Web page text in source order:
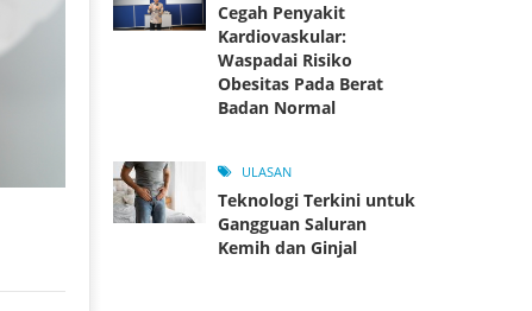
Cegah Penyakit
Kardiovaskular:
Waspadai Risiko
Obesitas Pada Berat
Badan Normal
ULASAN
Teknologi Terkini untuk
Gangguan Saluran
Kemih dan Ginjal